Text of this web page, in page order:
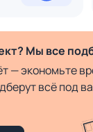
Мы все
— экономьте
всё под